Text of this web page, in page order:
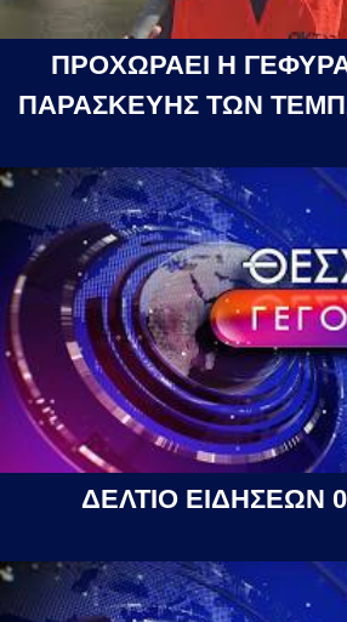
ΠΡΟΧΩΡΑΕΙ Η
ΠΑΡΑΣΚΕΥΗΣ ΤΩΝ
ΔΕΛΤΙΟ ΕΙΔΗΣΕΩΝ